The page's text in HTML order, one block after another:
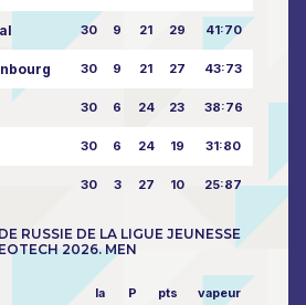
30 9 21 29 41:70
30 9 21 27 43:73
30 6 24 23 38:76
30 6 24 19 31:80
30 3 27 10 25:87
RUSSIE DE LA LIGUE JEUNESSE
2026. MEN
la P pts vapeur